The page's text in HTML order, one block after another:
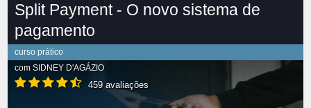
Split Payment - O novo sistema de
pagamento
curso prático
com SIDNEY D'AGÁZIO
459 avaliações